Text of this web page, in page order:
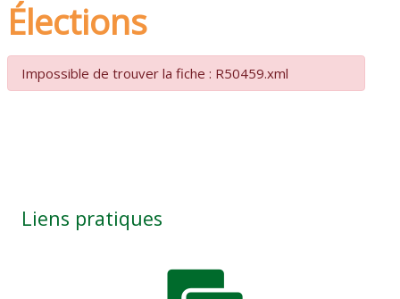
Élections
Impossible de trouver la fiche : R50459.xml
Liens pratiques